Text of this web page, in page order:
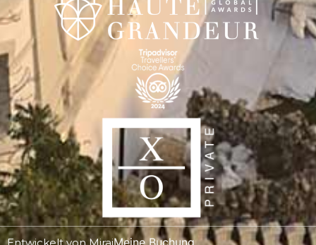
Entwickelt von MiraiMeine Buchung